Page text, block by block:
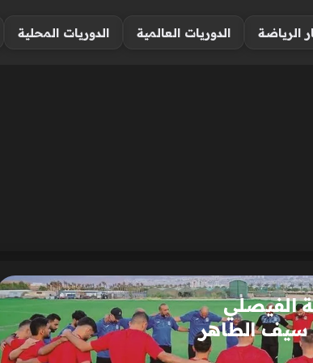
الرياضة الدوريات العالمية الدوريات المحلية
الفيصلي
سيف الطاهر